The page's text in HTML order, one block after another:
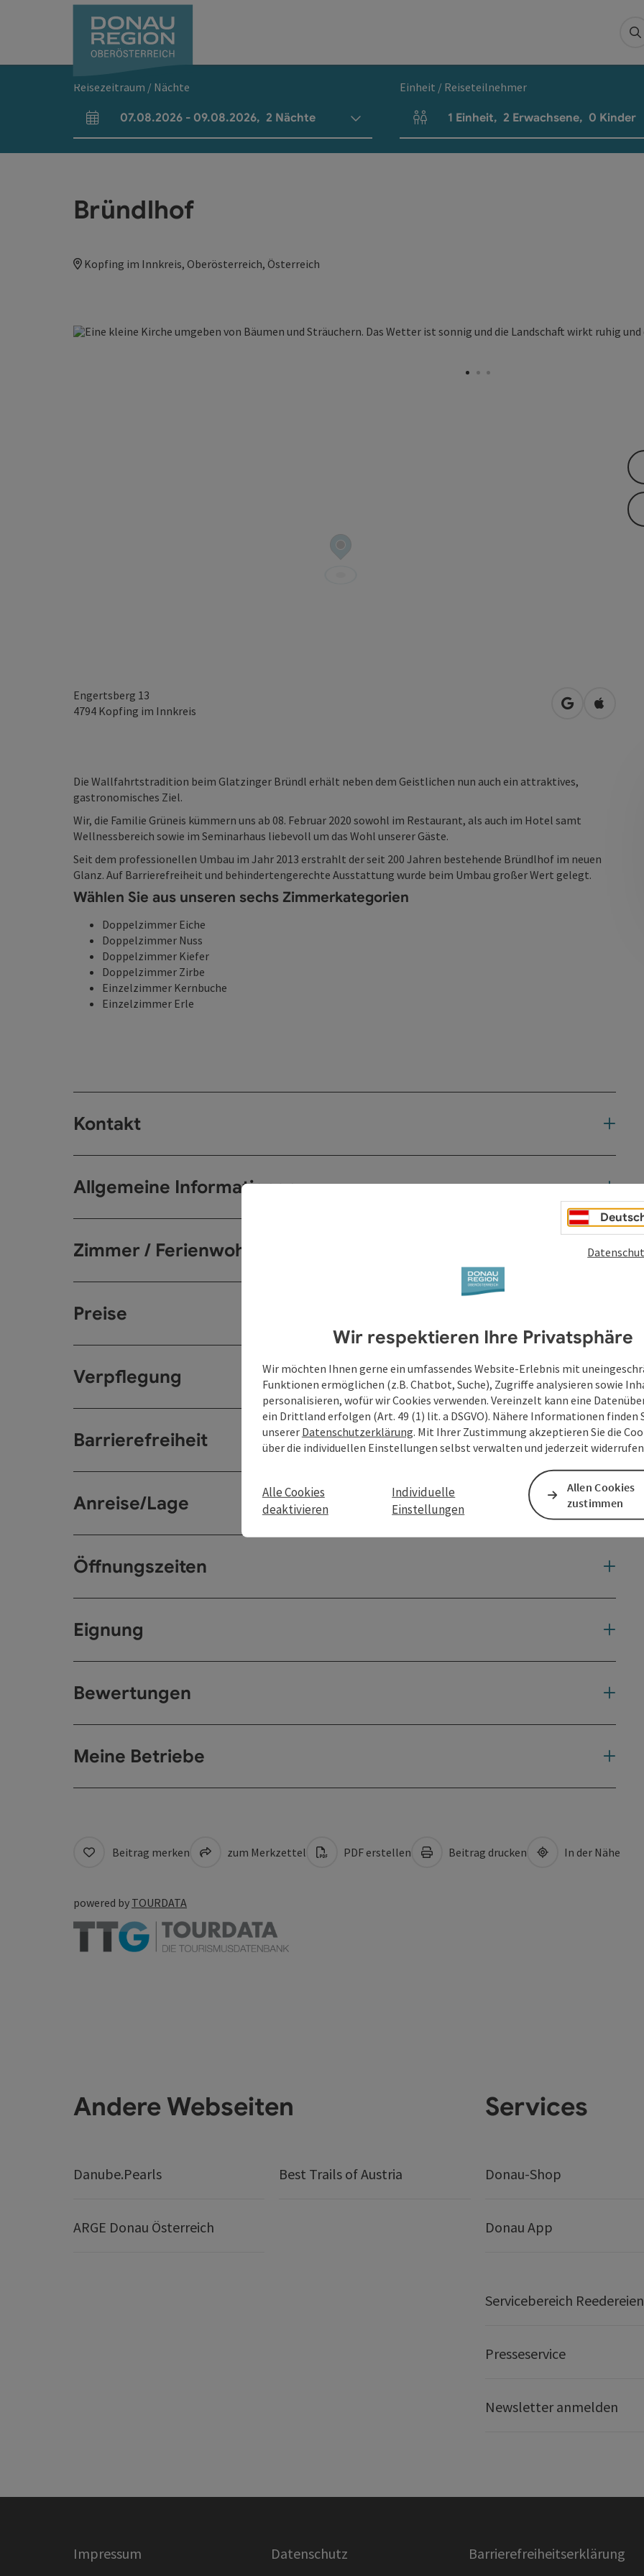
Reisezeitraum / Nächte
An- und Abreisefelder
07.08.2026 - 09.08.2026, 2 Nächte
Einheit / Reiseteilnehmer
Einheitenanzahl und Personenfelder
1 Einheit, 2 Erwachsene, 0 Kinder
Bründlhof
Kopfing im Innkreis, Oberösterreich, Österreich
Engertsberg 13
4794 Kopfing im Innkreis in Googlein Apple
Die Wallfahrtstradition beim Glatzinger Bründl erhält neben dem Geistlichen nun auch ein attraktives,
gastronomisches Ziel.
Wir, die Familie Grüneis kümmern uns ab 08. Februar 2020 sowohl im Restaurant, als auch im Hotel samt
Wellnessbereich sowie im Seminarhaus liebevoll um das Wohl unserer Gäste.
Seit dem professionellen Umbau im Jahr 2013 erstrahlt der seit 200 Jahren bestehende Bründlhof im neuen
Glanz. Auf Barrierefreiheit und behindertengerechte Ausstattung wurde beim Umbau großer Wert gelegt.
Wählen Sie aus unseren sechs Zimmerkategorien
Doppelzimmer Eiche
Doppelzimmer Nuss
Doppelzimmer Kiefer
Doppelzimmer Zirbe
Einzelzimmer Kernbuche
Einzelzimmer Erle
Kontakt
Allgemeine Informationen
Zimmer / Ferienwohnungen
Preise
Verpflegung
Barrierefreiheit
Anreise/Lage
Öffnungszeiten
Eignung
Bewertungen
Meine Betriebe
Beitrag merken zum Merkzettel PDF erstellen Beitrag drucken In der Nähe
powered by TOURDATA
Andere Webseiten
Danube.Pearls Best Trails of Austria
ARGE Donau Österreich
Services
Donau-Shop
Donau App
Servicebereich Reedereien
Presseservice
Newsletter anmelden
Impressum Datenschutz Barrierefreiheitserklärung
Wir respektieren Ihre Privatsphäre
Wir möchten Ihnen gerne ein umfassendes Website-Erlebnis mit
Funktionen ermöglichen (z.B. Chatbot, Suche), Zugriffe analysieren sowie
personalisieren, wofür wir Cookies verwenden. Vereinzelt kann eine
ein Drittland erfolgen (Art. 49 (1) lit. a DSGVO). Nähere Informationen finden
unserer Datenschutzerklärung. Mit Ihrer Zustimmung akzeptieren Sie die
über die individuellen Einstellungen selbst verwalten und jederzeit
Alle Cookies
deaktivieren
Individuelle
Einstellungen
Allen Cookies
zustimmen